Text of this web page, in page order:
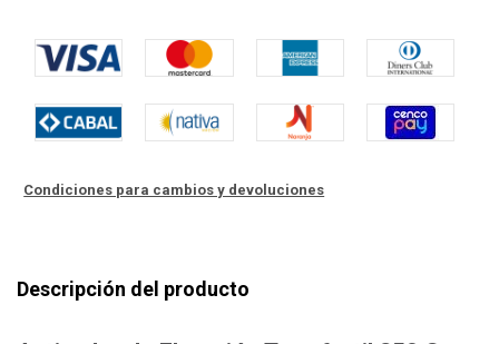
Condiciones para cambios y devoluciones
Descripción del producto